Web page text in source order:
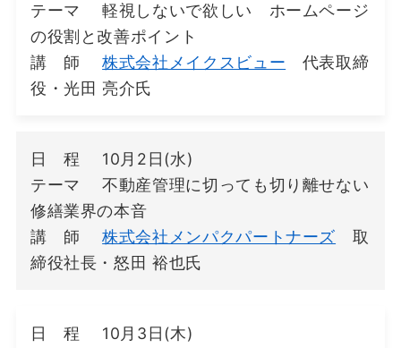
テーマ 軽視しないで欲しい ホームページ
の役割と改善ポイント
講 師株式会社メイクスビュー 代表取締
役・光田 亮介氏
日 程 10月2日(水)
テーマ 不動産管理に切っても切り離せない
修繕業界の本音
講 師株式会社メンパクパートナーズ 取
締役社長・怒田 裕也氏
日 程 10月3日(木)